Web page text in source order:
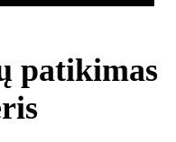
patikimas